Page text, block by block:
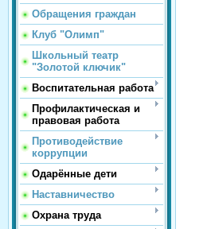
Обращения граждан
Клуб "Олимп"
Школьный театр
"Золотой ключик"
Воспитательная работа
Профилактическая и
правовая работа
Противодействие
коррупции
Одарённые дети
Наставничество
Охрана труда